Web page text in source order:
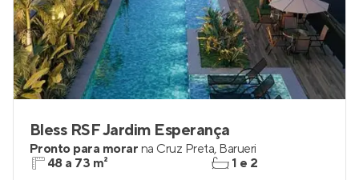
Bless RSF Jardim Esperança
Pronto para morar na Cruz Preta, Barueri
48 a 73 m²
1 e 2